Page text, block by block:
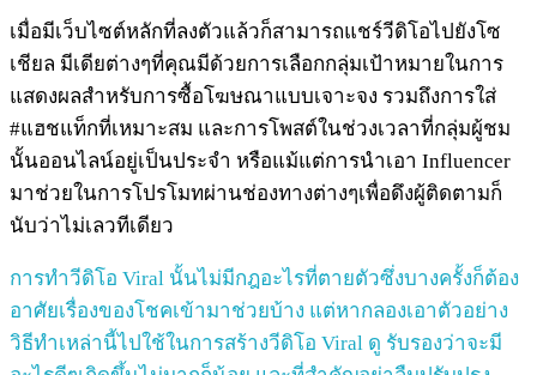
เมื่อมีเว็บไซต์หลักที่ลงตัวแล้วก็สามารถแชร์วีดิโอไปยังโซ
เชียล มีเดียต่างๆที่คุณมีด้วยการเลือกกลุ่มเป้าหมายในการ
แสดงผลสำหรับการซื้อโฆษณาแบบเจาะจง รวมถึงการใส่
#แฮชแท็กที่เหมาะสม และการโพสต์ในช่วงเวลาที่กลุ่มผู้ชม
นั้นออนไลน์อยู่เป็นประจำ หรือแม้แต่การนำเอา Influencer
มาช่วยในการโปรโมทผ่านช่องทางต่างๆเพื่อดึงผู้ติดตามก็
นับว่าไม่เลวทีเดียว
การทำวีดิโอ Viral นั้นไม่มีกฎอะไรที่ตายตัวซึ่งบางครั้งก็ต้อง
อาศัยเรื่องของโชคเข้ามาช่วยบ้าง แต่หากลองเอาตัวอย่าง
วิธีทำเหล่านี้ไปใช้ในการสร้างวีดิโอ Viral ดู รับรองว่าจะมี